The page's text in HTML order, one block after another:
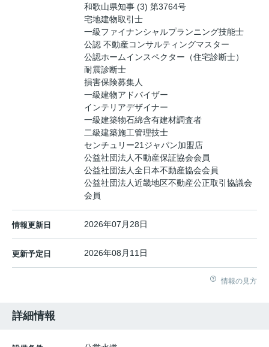
和歌山県知事 (3) 第3764号
宅地建物取引士
一級ファイナンシャルプランニング技能士
公認 不動産コンサルティングマスター
公認ホームインスペクター（住宅診断士）
耐震診断士
損害保険募集人
一級建物アドバイザー
インテリアデザイナー
一級建築物石綿含有建材調査者
二級建築施工管理技士
センチュリー21ジャパン加盟店
公益社団法人不動産保証協会会員
公益社団法人全日本不動産協会会員
公益社団法人近畿地区不動産公正取引協議会
会員
情報更新日 2026年07月28日
更新予定日 2026年08月11日
情報の見方
詳細情報